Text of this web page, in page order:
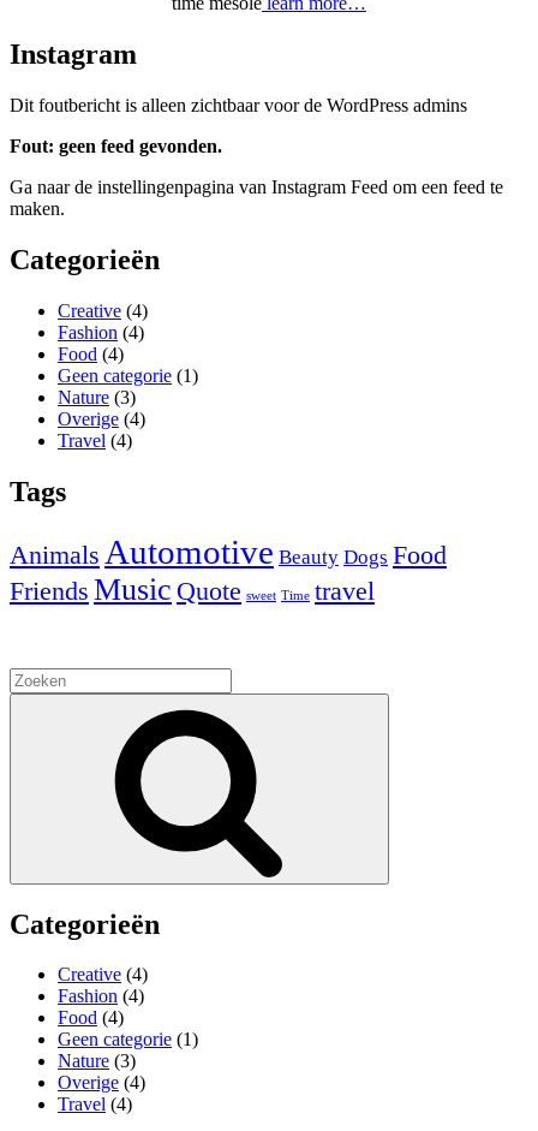
Instagram
Dit foutbericht is alleen zichtbaar voor de WordPress admins
Fout: geen feed gevonden.
Ga naar de instellingenpagina van Instagram Feed om een feed te
maken.
Categorieën
Creative (4)
Fashion (4)
Food (4)
Geen categorie (1)
Nature (3)
Overige (4)
Travel (4)
Tags
Animals Automotive Beauty Dogs Food
Friends Music Quote sweet Time travel
Zoeken
naar:
Categorieën
Creative (4)
Fashion (4)
Food (4)
Geen categorie (1)
Nature (3)
Overige (4)
Travel (4)